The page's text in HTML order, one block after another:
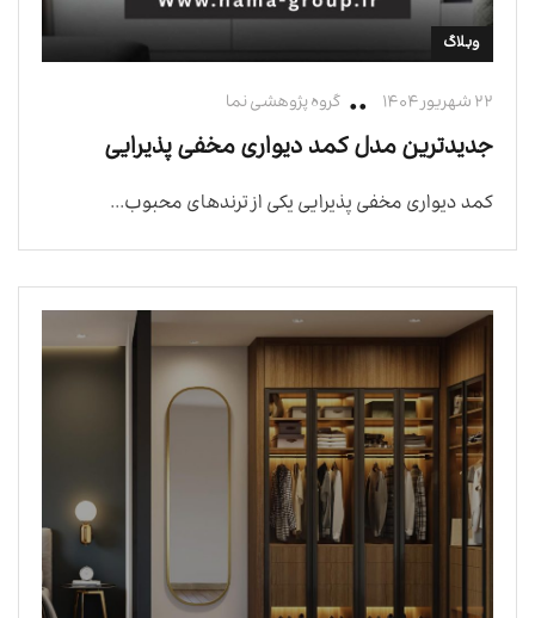
وبلاگ
۲۲ شهریور ۱۴۰۴ گروه پژوهشی نما
جدیدترین مدل کمد دیواری مخفی پذیرایی
کمد دیواری مخفی پذیرایی یکی از ترندهای محبوب...